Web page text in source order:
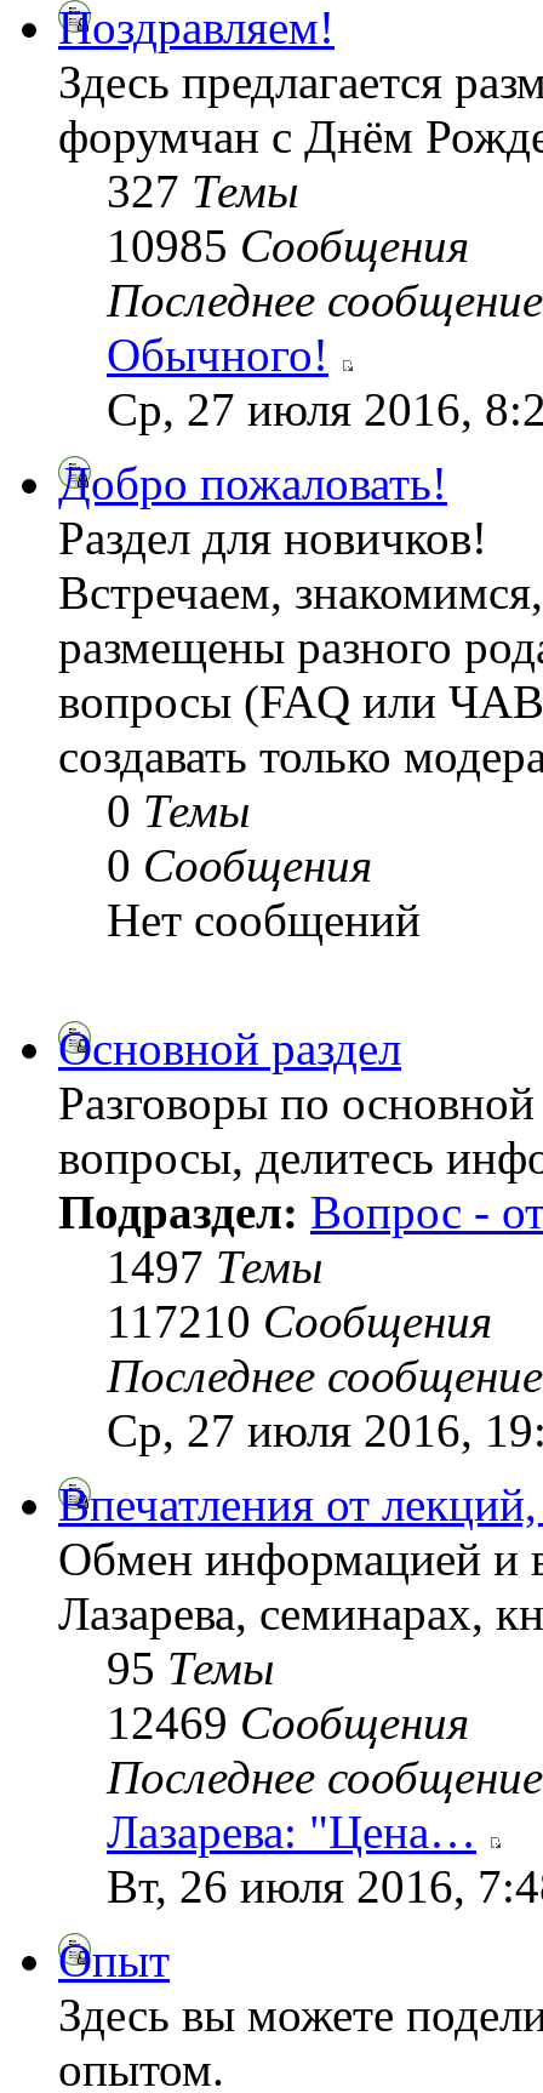
Поздравляем!
Здесь предлагается
форумчан с Днём
327 Темы
10985 Сообщения
Последнее сообщение
Обычного!
Ср, 27 июля 2016,
Добро пожаловать!
Раздел для новичков!
Встречаем,
размещены разного
вопросы (FAQ или
создавать только
0 Темы
0 Сообщения
Нет сообщений
Основной раздел
Разговоры по
вопросы, делитесь
Подраздел: Вопрос -
1497 Темы
117210 Сообщения
Последнее сообщение
Ср, 27 июля 2016,
Впечатления от
Обмен информацией и
Лазарева, семинарах,
95 Темы
12469 Сообщения
Последнее сообщение
Лазарева: "Цена…
Вт, 26 июля 2016,
Опыт
Здесь вы можете
опытом.